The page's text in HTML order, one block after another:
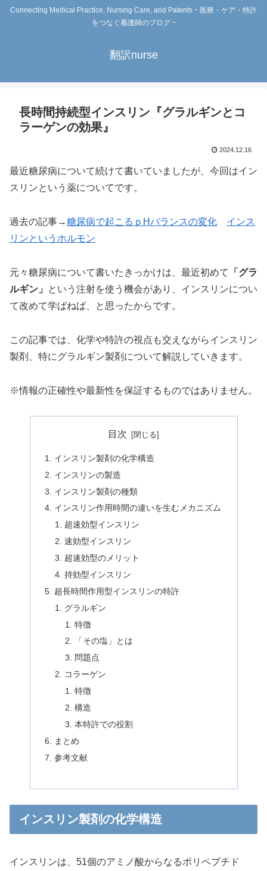
Connecting Medical Practice, Nursing Care, and Patents ｰ 医療・ケア・特許
をつなぐ看護師のブログ ｰ
翻訳nurse
長時間持続型インスリン『グラルギンとコ
ラーゲンの効果』
2024.12.16
最近糖尿病について続けて書いていましたが、今回はイン
スリンという薬についてです。
過去の記事→糖尿病で起こるｐHバランスの変化
インス
リンというホルモン
元々糖尿病について書いたきっかけは、最近初めて
「グラ
ルギン」
という注射を使う機会があり、インスリンについ
て改めて学ばねば、と思ったからです。
この記事では、化学や特許の視点も交えながらインスリン
製剤、特にグラルギン製剤について解説していきます。
※情報の正確性や最新性を保証するものではありません。
目次
インスリン製剤の化学構造
インスリンの製造
インスリン製剤の種類
インスリン作用時間の違いを生むメカニズム
超速効型インスリン
速効型インスリン
超速効型のメリット
持効型インスリン
超長時間作用型インスリンの特許
グラルギン
特徴
「その塩」とは
問題点
コラーゲン
特徴
構造
本特許での役割
まとめ
参考文献
インスリン製剤の化学構造
インスリンは、51個のアミノ酸からなるポリペプチド